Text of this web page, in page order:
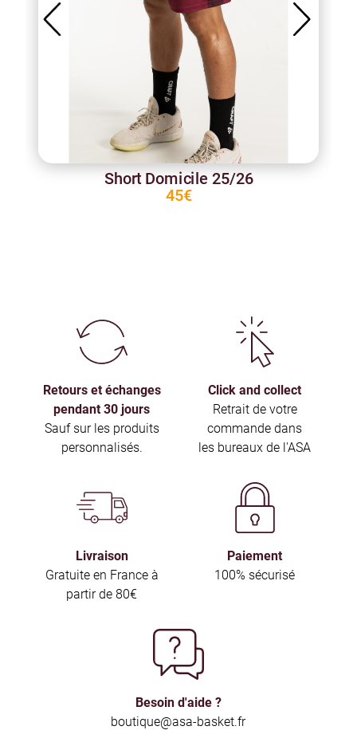
Short Domicile 25/26
45€
Retours et échanges
pendant 30 jours
Sauf sur les produits
personnalisés.
Click and collect
Retrait de votre
commande dans
les bureaux de l'ASA
Livraison
Gratuite en France à
partir de 80€
Paiement
100% sécurisé
Besoin d'aide ?
boutique@asa-basket.fr